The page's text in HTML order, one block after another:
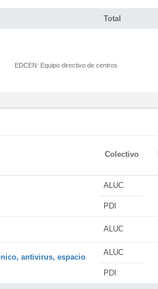
Total
EDCEN: Equipo directivo de centros
Colectivo
ALUC
PDI
ALUC
antivirus, espacio
ALUC
PDI